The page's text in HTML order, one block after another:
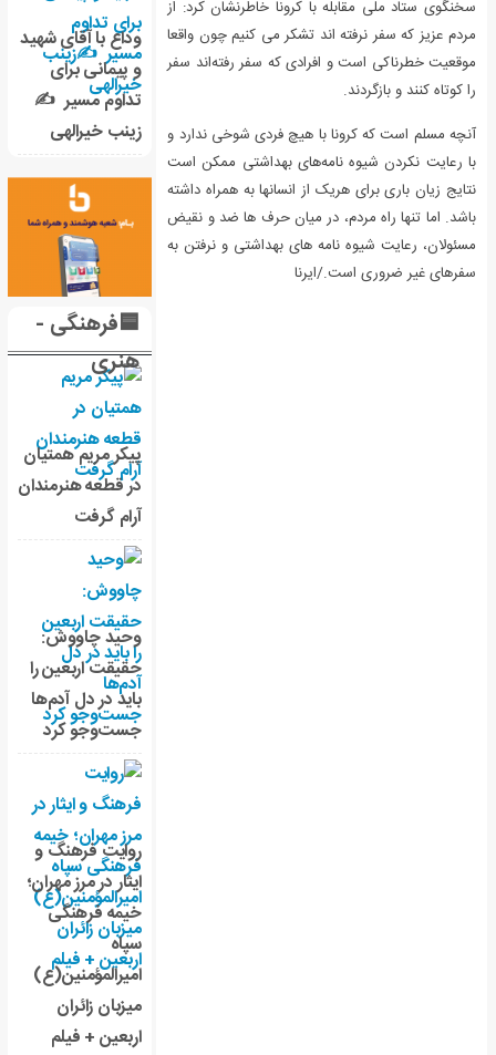
سخنگوی ستاد ملی مقابله با کرونا خاطرنشان کرد:‌ از
مردم عزیز که سفر نرفته اند تشکر می کنیم چون واقعا
موقعیت خطرناکی است و افرادی که سفر رفته‌اند سفر
را کوتاه کنند و بازگردند.
آنچه مسلم است که کرونا با هیچ فردی شوخی ندارد و
با رعایت نکردن شیوه نامه‌های بهداشتی ممکن است
نتایج زیان باری برای هریک از انسانها به همراه داشته
باشد. اما تنها راه مردم، در میان حرف ها ضد و نقیض
مسئولان، رعایت شیوه نامه های بهداشتی و نرفتن به
سفرهای غیر ضروری است./ایرنا
وداع با آقای شهید
و پیمانی برای
تداوم مسیر ✍
زینب خیرالهی
🟦فرهنگی -
هنری
پیکر مریم همتیان
در قطعه هنرمندان
آرام گرفت
وحید چاووش:
حقیقت اربعین را
باید در دل آدم‌ها
جست‌وجو کرد
روایت فرهنگ و
ایثار در مرز مهران؛
خیمه فرهنگی
سپاه
امیرالمؤمنین(ع)
میزبان زائران
اربعین + فیلم